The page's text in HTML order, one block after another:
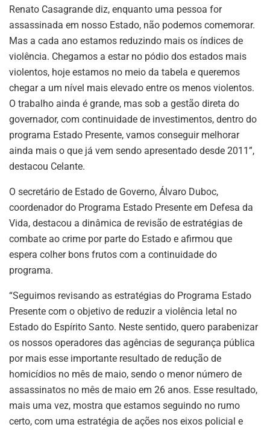
Renato Casagrande diz, enquanto uma pessoa for
assassinada em nosso Estado, não podemos comemorar.
Mas a cada ano estamos reduzindo mais os índices de
violência. Chegamos a estar no pódio dos estados mais
violentos, hoje estamos no meio da tabela e queremos
chegar a um nível mais elevado entre os menos violentos.
O trabalho ainda é grande, mas sob a gestão direta do
governador, com continuidade de investimentos, dentro do
programa Estado Presente, vamos conseguir melhorar
ainda mais o que já vem sendo apresentado desde 2011”,
destacou Celante.
O secretário de Estado de Governo, Álvaro Duboc,
coordenador do Programa Estado Presente em Defesa da
Vida, destacou a dinâmica de revisão de estratégias de
combate ao crime por parte do Estado e afirmou que
espera colher bons frutos com a continuidade do
programa.
“Seguimos revisando as estratégias do Programa Estado
Presente com o objetivo de reduzir a violência letal no
Estado do Espírito Santo. Neste sentido, quero parabenizar
os nossos operadores das agências de segurança pública
por mais esse importante resultado de redução de
homicídios no mês de maio, sendo o menor número de
assassinatos no mês de maio em 26 anos. Esse resultado,
mais uma vez, mostra que estamos seguindo no rumo
certo, com uma estratégia de ações nos eixos policial e